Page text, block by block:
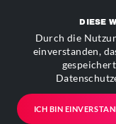
DIESE
Durch die
einverstanden,
ICH BIN